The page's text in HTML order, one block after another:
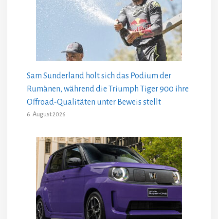
Sam Sunderland holt sich das Podium der
Rumänen, während die Triumph Tiger 900 ihre
Offroad-Qualitäten unter Beweis stellt
6. August 2026